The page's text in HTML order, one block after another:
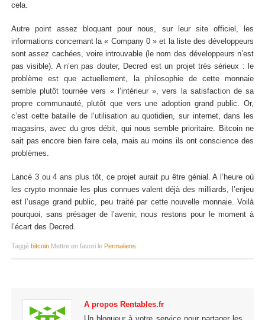
cela.
Autre point assez bloquant pour nous, sur leur site officiel, les
informations concernant la « Company 0 » et la liste des développeurs
sont assez cachées, voire introuvable (le nom des développeurs n’est
pas visible). A n’en pas douter, Decred est un projet très sérieux : le
problème est que actuellement, la philosophie de cette monnaie
semble plutôt tournée vers « l’intérieur », vers la satisfaction de sa
propre communauté, plutôt que vers une adoption grand public. Or,
c’est cette bataille de l’utilisation au quotidien, sur internet, dans les
magasins, avec du gros débit, qui nous semble prioritaire. Bitcoin ne
sait pas encore bien faire cela, mais au moins ils ont conscience des
problèmes.
Lancé 3 ou 4 ans plus tôt, ce projet aurait pu être génial. A l’heure où
les crypto monnaie les plus connues valent déjà des milliards, l’enjeu
est l’usage grand public, peu traité par cette nouvelle monnaie. Voilà
pourquoi, sans présager de l’avenir, nous restons pour le moment à
l’écart des Decred.
Taggé bitcoin. Mettre en favori le Permaliens
A propos Rentables.fr